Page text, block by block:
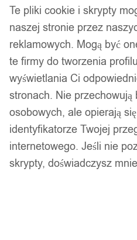
Te pliki cookie i skrypty
naszej stronie przez
reklamowych. Mogą być
te firmy do tworzenia
wyświetlania Ci
stronach. Nie przechowują
osobowych, ale opierają
identyfikatorze Twojej
internetowego. Jeśli nie
skrypty, doświadczysz